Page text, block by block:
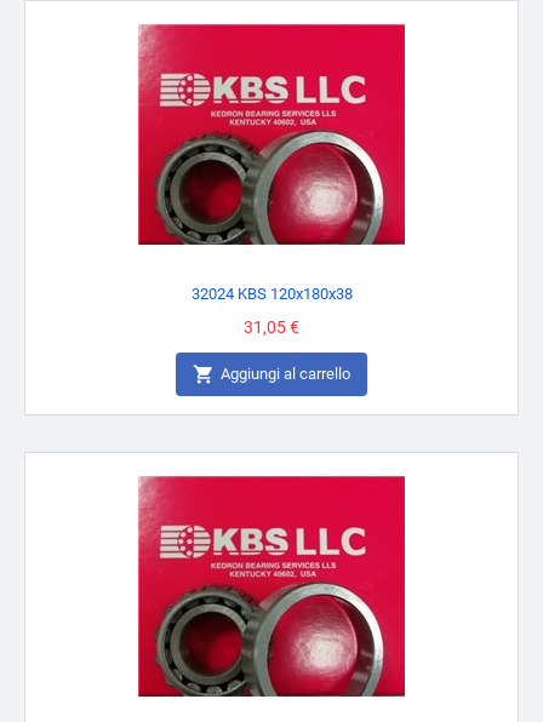
32024 KBS 120x180x38
Prezzo
31,05 €
 Aggiungi al carrello